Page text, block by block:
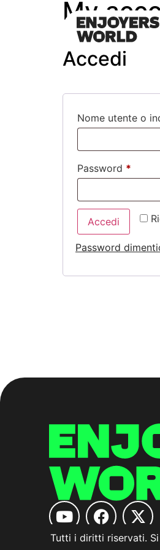
My
Accedi
Nome utente o
Password *
Alternative:
Accedi
Password
Tutti i diritti riservati.